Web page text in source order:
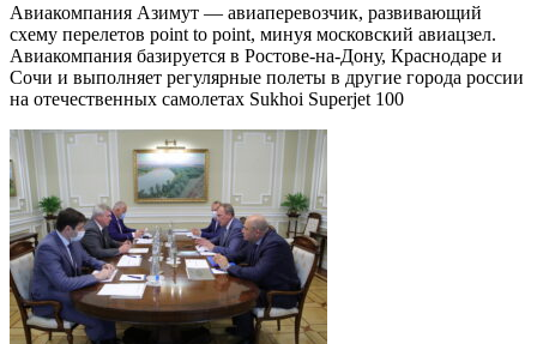
Авиакомпания Азимут — авиаперевозчик, развивающий
схему перелетов point to point, минуя московский авиацзел.
Авиакомпания базируется в Ростове-на-Дону, Краснодаре и
Сочи и выполняет регулярные полеты в другие города россии
на отечественных самолетах Sukhoi Superjet 100